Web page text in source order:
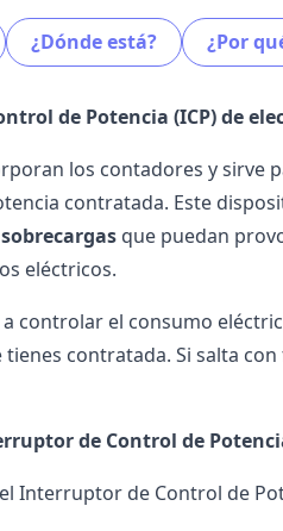
¿Dónde está? ¿Por
de Potencia (ICP) de
los contadores y
contratada. Este
que puedan
eléctricos.
controlar el consumo
contratada. Si salta
de Control de
Interruptor de Control de